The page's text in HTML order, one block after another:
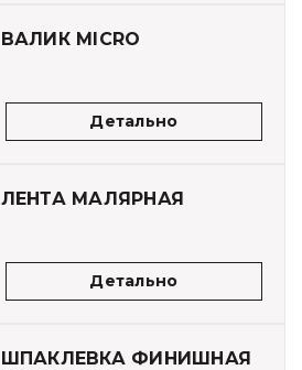
ВАЛИК MICRO
Детально
ЛЕНТА МАЛЯРНАЯ
Детально
ШПАКЛЕВКА ФИНИШНАЯ